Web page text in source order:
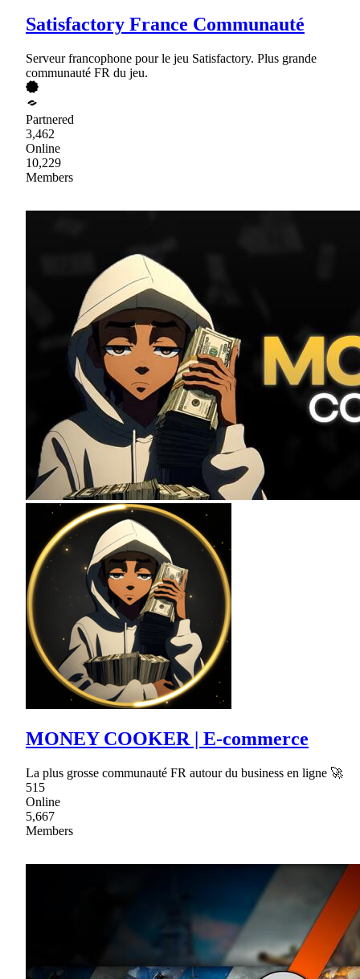
Satisfactory France Communauté
Serveur francophone pour le jeu Satisfactory. Plus grande
communauté FR du jeu.
Partnered
3,462
Online
10,229
Members
MONEY COOKER | E-commerce
La plus grosse communauté FR autour du business en ligne 🚀
515
Online
5,667
Members